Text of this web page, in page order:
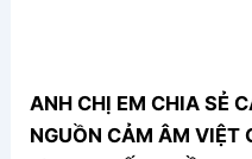
ANH CHỊ EM CHIA SẺ
NGUỒN CẢM ÂM VIỆT